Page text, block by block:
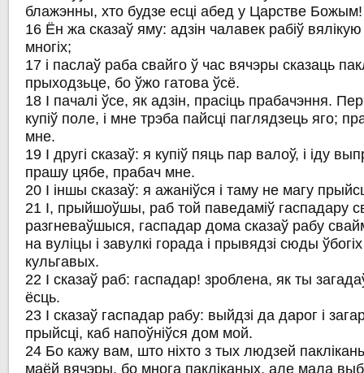
блажэнны, хто будзе есці абед у Царстве Божым!
16 Ён жа сказаў яму: адзін чалавек рабіў вялікую
многіх;
17 і паслаў раба свайго ў час вячэры сказаць
прыходзьце, бо ўжо гатова ўсё.
18 І пачалі ўсе, як адзін, прасіць прабачэння.
купіў поле, і мне трэба пайсці паглядзець яго;
мне.
19 І другі сказаў: я купіў пяць пар валоў, і іду
прашу цябе, прабач мне.
20 І іншы сказаў: я ажаніўся і таму не магу
21 І, прыйшоўшы, раб той паведаміў гаспадару
разгневаўшыся, гаспадар дома сказаў рабу
на вуліцы і завулкі горада і прывядзі сюды
кульгавых.
22 І сказаў раб: гаспадар! зроблена, як ты
ёсць.
23 І сказаў гаспадар рабу: выйдзі да дарог і
прыйсці, каб напоўніўся дом мой.
24 Бо кажу вам, што ніхто з тых людзей
маёй вячэры, бо многа пакліканых, але мала